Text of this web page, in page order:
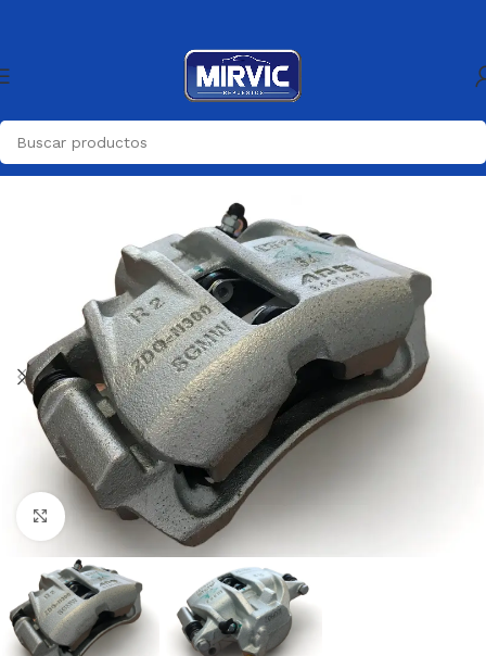
Inicio Frenos Mordazas
Haga clic para ampliar